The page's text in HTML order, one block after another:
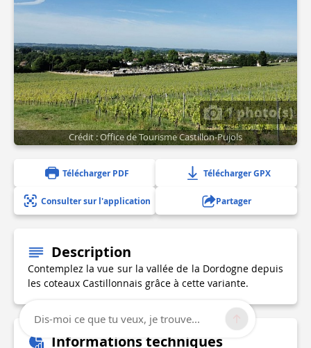
1 photo(s)
Crédit : Office de Tourisme Castillon-Pujols
Télécharger PDF Télécharger GPX
Consulter sur l'application Partager
Description
Contemplez la vue sur la vallée de la Dordogne depuis
les coteaux Castillonnais grâce à cette variante.
Informations techniques
Dis-moi ce que tu veux, je trouve...